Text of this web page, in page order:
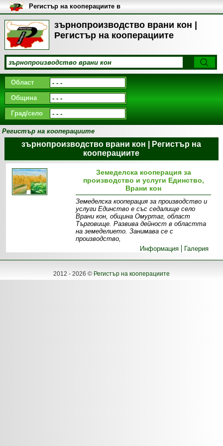
зърнопроизводство врани кон |
Регистър на кооперациите
Регистър на кооперациите в
България
Област
Община
Град/село
Регистър на кооперациите
зърнопроизводство врани кон | Регистър на
кооперациите
Земеделска кооперация за
производство и услуги Единство,
Врани кон
Земеделска кооперация за производство и
услуги Единство е със седалище село
Врани кон, община Омуртаг, област
Търговище. Развива дейност в областта
на земеделието. Занимава се с
производство,
Информация
Галерия
2012 - 2026 © Регистър на кооперациите